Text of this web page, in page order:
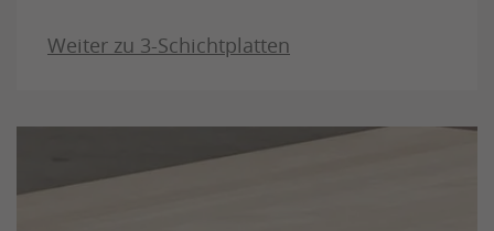
Weiter zu 3-Schichtplatten